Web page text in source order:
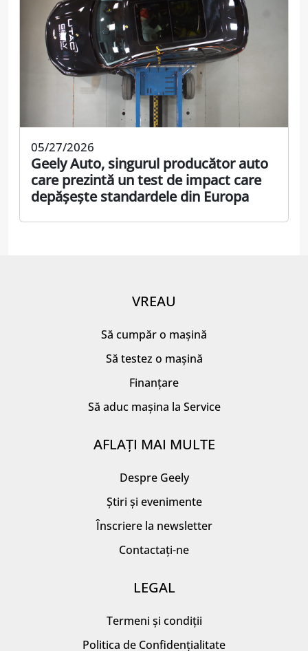
05/27/2026
Geely Auto, singurul producător auto
care prezintă un test de impact care
depășește standardele din Europa
VREAU
Să cumpăr o mașină
Să testez o mașină
Finanțare
Să aduc mașina la Service
AFLAȚI MAI MULTE
Despre Geely
Știri și evenimente
Înscriere la newsletter
Contactați-ne
LEGAL
Termeni și condiții
Politica de Confidențialitate